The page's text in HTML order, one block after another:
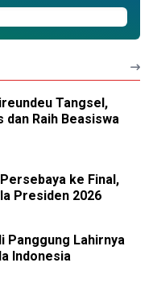
Tangsel,
dan Raih Beasiswa
ke Final,
Presiden 2026
Panggung Lahirnya
Indonesia